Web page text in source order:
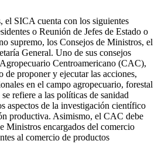
el SICA cuenta con los siguientes
o Reunión de Jefes de Estado o
supremo, los Consejos de Ministros, el
General. Uno de sus consejos
Centroamericano (CAC),
de proponer y ejecutar las acciones,
en el campo agropecuario, forestal
refiere a las políticas de sanidad
aspectos de la investigación científico
productiva. Asimismo, el CAC debe
Ministros encargados del comercio
al comercio de productos